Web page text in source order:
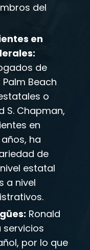
del
en
de
Beach
o
S. Chapman,
en
ha
de
estatal
a nivel
Ronald
servicios
por lo que